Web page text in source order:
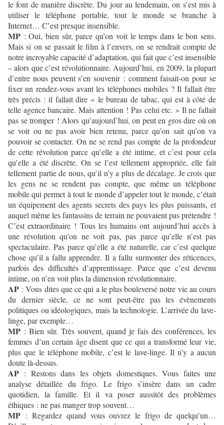
le font de manière discrète. Du jour au lendemain, on s’est mis à
utiliser le téléphone portable, tout le monde se branche à
Internet… C’est presque insensible.
MP : Oui, bien sûr, parce qu’on voit le temps dans le bon sens.
Mais si on se passait le film à l’envers, on se rendrait compte de
notre incroyable capacité d’adaptation, qui fait que c’est insensible
– alors que c’est révolutionnaire. Aujourd’hui, en 2009, la plupart
d’entre nous peuvent s’en souvenir : comment faisait-on pour se
fixer un rendez-vous avant les téléphones mobiles ? Il fallait être
très précis : il fallait dire « le bureau de tabac, qui est à côté de
telle agence bancaire. Mais attention ! Pas celui etc. » Il ne fallait
pas se tromper ! Alors qu’aujourd’hui, on peut en gros dire où on
se voit ou ne pas avoir bien retenu, parce qu’on sait qu’on va
pouvoir se contacter. On ne se rend pas compte de la profondeur
de cette révolution parce qu’elle a été intime, et c’est pour cela
qu’elle a été discrète. On se l’est tellement appropriée, elle fait
tellement partie de nous, qu’il n’y a plus de décalage. Je crois que
les gens ne se rendent pas compte, que même un téléphone
mobile qui permet à tout le monde d’appeler tout le monde, c’était
un équipement des agents secrets des pays les plus puissants, et
auquel même les fantassins de terrain ne pouvaient pas prétendre !
C’est extraordinaire ! Tous les humains ont aujourd’hui accès à
une révolution qu’on ne voit pas, pas parce qu’elle n’est pas
spectaculaire. Pas parce qu’elle a été naturelle, car c’est quelque
chose qu’il a fallu apprendre. Il a fallu surmonter des réticences,
parfois des difficultés d’apprentissage. Parce que c’est devenu
intime, on n’en voit plus la dimension révolutionnaire.
AP : Vous dites que ce qui a le plus bouleversé notre vie au cours
du dernier siècle, ce ne sont peut-être pas les évènements
politiques ou idéologiques, mais la technologie. L’arrivée du lave-
linge, par exemple…
MP : Bien sûr. Très souvent, quand je fais des conférences, les
femmes d’un certain âge disent que ce qui a transformé leur vie,
plus que le téléphone mobile, c’est le lave-linge. Il n’y a aucun
doute là-dessus.
AP : Restons dans les objets domestiques. Vous faites une
analyse détaillée du frigo. Le frigo s’insère dans un cadre
quotidien, la famille. Et il va poser aussitôt des problèmes
éthiques : ne pas manger trop souvent…
MP : Regardez quand vous ouvrez le frigo de quelqu’un…